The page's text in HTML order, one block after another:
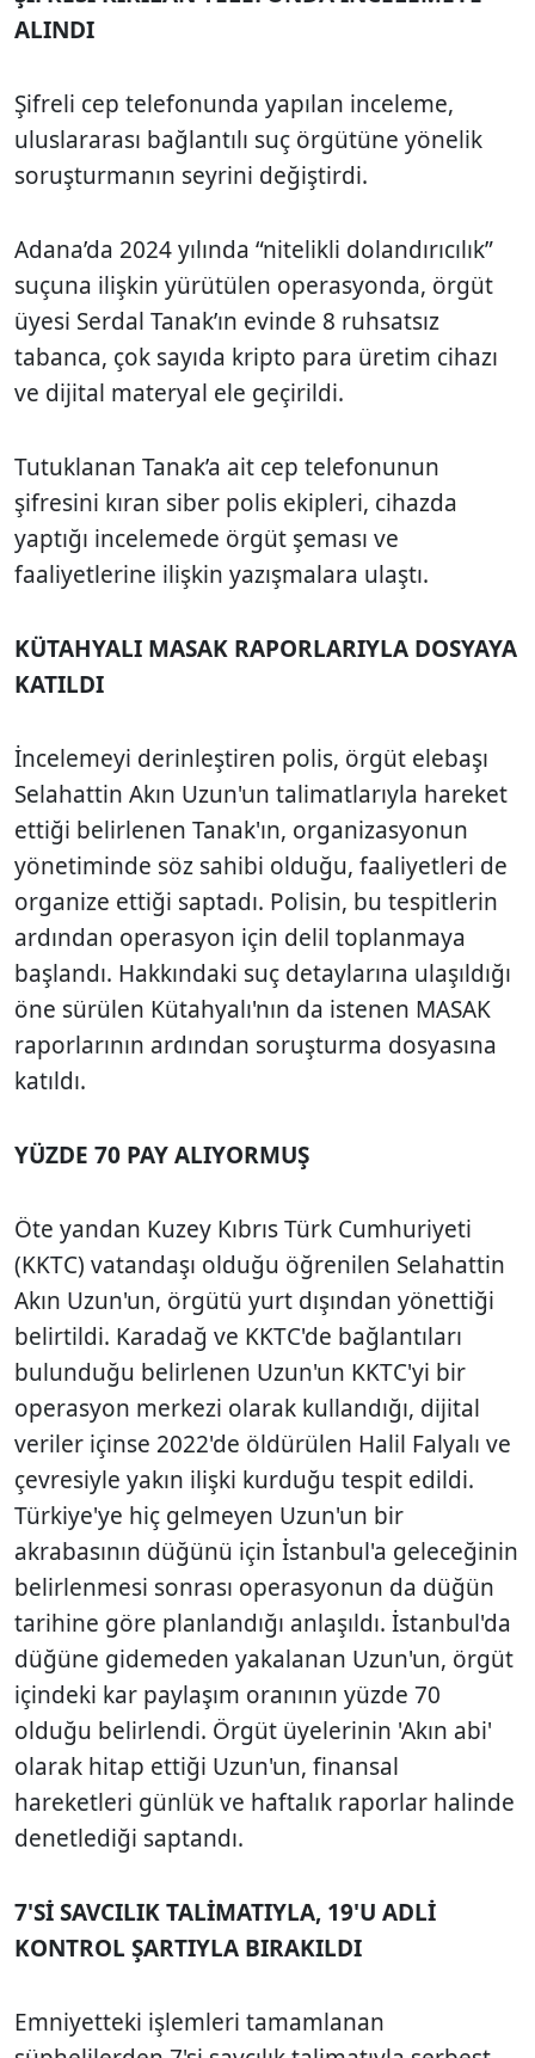
ALINDI
Şifreli cep telefonunda yapılan inceleme,
uluslararası bağlantılı suç örgütüne yönelik
soruşturmanın seyrini değiştirdi.
Adana’da 2024 yılında “nitelikli dolandırıcılık”
suçuna ilişkin yürütülen operasyonda, örgüt
üyesi Serdal Tanak’ın evinde 8 ruhsatsız
tabanca, çok sayıda kripto para üretim cihazı
ve dijital materyal ele geçirildi.
Tutuklanan Tanak’a ait cep telefonunun
şifresini kıran siber polis ekipleri, cihazda
yaptığı incelemede örgüt şeması ve
faaliyetlerine ilişkin yazışmalara ulaştı.
KÜTAHYALI MASAK RAPORLARIYLA DOSYAYA
KATILDI
İncelemeyi derinleştiren polis, örgüt elebaşı
Selahattin Akın Uzun'un talimatlarıyla hareket
ettiği belirlenen Tanak'ın, organizasyonun
yönetiminde söz sahibi olduğu, faaliyetleri de
organize ettiği saptadı. Polisin, bu tespitlerin
ardından operasyon için delil toplanmaya
başlandı. Hakkındaki suç detaylarına ulaşıldığı
öne sürülen Kütahyalı'nın da istenen MASAK
raporlarının ardından soruşturma dosyasına
katıldı.
YÜZDE 70 PAY ALIYORMUŞ
Öte yandan Kuzey Kıbrıs Türk Cumhuriyeti
(KKTC) vatandaşı olduğu öğrenilen Selahattin
Akın Uzun'un, örgütü yurt dışından yönettiği
belirtildi. Karadağ ve KKTC'de bağlantıları
bulunduğu belirlenen Uzun'un KKTC'yi bir
operasyon merkezi olarak kullandığı, dijital
veriler içinse 2022'de öldürülen Halil Falyalı ve
çevresiyle yakın ilişki kurduğu tespit edildi.
Türkiye'ye hiç gelmeyen Uzun'un bir
akrabasının düğünü için İstanbul'a geleceğinin
belirlenmesi sonrası operasyonun da düğün
tarihine göre planlandığı anlaşıldı. İstanbul'da
düğüne gidemeden yakalanan Uzun'un, örgüt
içindeki kar paylaşım oranının yüzde 70
olduğu belirlendi. Örgüt üyelerinin 'Akın abi'
olarak hitap ettiği Uzun'un, finansal
hareketleri günlük ve haftalık raporlar halinde
denetlediği saptandı.
7'Sİ SAVCILIK TALİMATIYLA, 19'U ADLİ
KONTROL ŞARTIYLA BIRAKILDI
Emniyetteki işlemleri tamamlanan